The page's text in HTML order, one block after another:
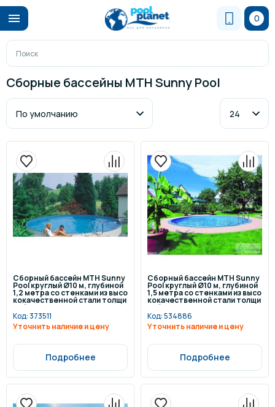
0
Сборные бассейны MTH Sunny Pool
Сборный бассейн MTH Sunny
Pool круглый Ø10 м, глубиной
1,2 метра со стенками из высо
кокачественной стали толщи
ной 0,6 мм.
Код:373511
Уточнить наличие и цену
Подробнее
Сборный бассейн MTH Sunny
Pool круглый Ø10 м, глубиной
1,5 метра со стенками из высо
кокачественной стали толщи
ной 0,8 мм.
Код:534886
Уточнить наличие и цену
Подробнее